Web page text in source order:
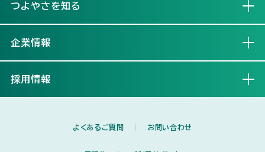
つよやさを知る
企業情報
採用情報
よくあるご質問 お問い合わせ